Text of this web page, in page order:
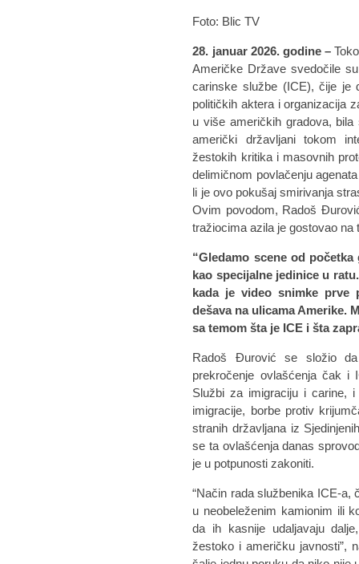
Foto: Blic TV
28. januar 2026. godine–
Američke Države svedočile
carinske službe (ICE), čije je
političkih aktera i organizacija
u više američkih gradova,
američki državljani tokom
žestokih kritika i masovnih
delimičnom povlačenju
li je ovo pokušaj smirivanja
Ovim povodom, Radoš
tražiocima azila je gostovao na
“Gledamo scene od
kao specijalne jedinice u
kada je video snimke prve
dešava na ulicama Amerike.
sa temom šta je ICE i šta
Radoš Đurović se složio
prekročenje ovlašćenja čak
Službi za imigraciju i carine,
imigracije, borbe protiv
stranih državljana iz
se ta ovlašćenja danas
je u potpunosti zakoniti.
“Način rada službenika ICE-a,
u neobeleženim kamionim ili
da ih kasnije udaljavaju
žestoko i američku javnosti”,